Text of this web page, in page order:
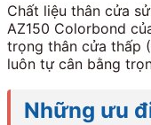
Chất liệu thân cửa
AZ150 Colorbond
trọng thân cửa thấp
luôn tự cân bằng
Những ưu